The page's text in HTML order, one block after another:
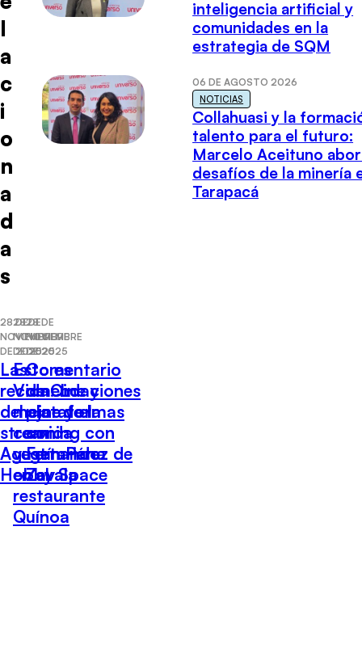
l
a
c
i
o
n
a
d
a
s
28 DE
NOVIEMBRE
DE 2025
Las
recomendaciones
del cine y el
streaming con
Agustín Pérez de
Hobby Space
28 DE
NOVIEMBRE
DE 2025
Esto es
Vida: Lo
mejor de la
comida
vegetariana
en el
restaurante
Quínoa
28 DE
NOVIEMBRE
DE 2025
Comentario
de Cine y
plataformas
con
Fernando
Zavala
inteligencia artificial y
comunidades en la
estrategia de SQM
06 DE AGOSTO 2026
NOTICIAS
Collahuasi y la
talento para el futuro:
Marcelo Aceituno
desafíos de la minería
Tarapacá